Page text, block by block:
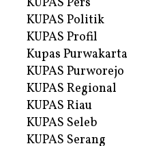
KUPAS Politik
KUPAS Profil
Kupas Purwakarta
KUPAS Purworejo
KUPAS Regional
KUPAS Riau
KUPAS Seleb
KUPAS Serang